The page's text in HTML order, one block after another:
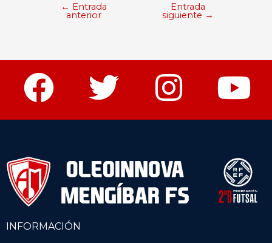
← Entrada
anterior
Entrada
siguiente →
INFORMACIÓN